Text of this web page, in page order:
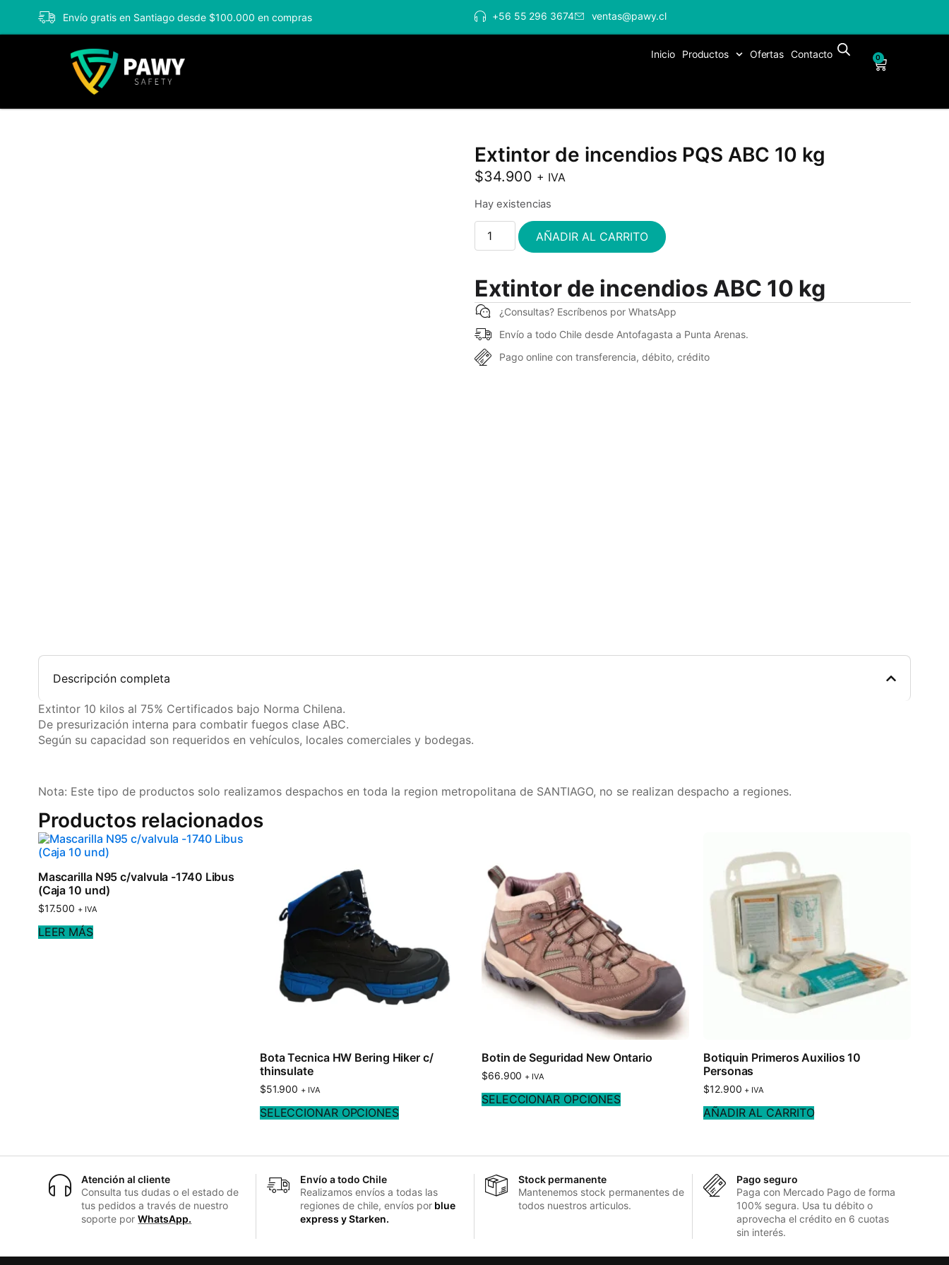
Envío gratis en Santiago desde $100.000 en compras +56 55 296 3674 ventas@pawy.cl
Inicio Productos Ofertas Contacto 0
Extintor de incendios PQS ABC 10 kg
$34.900 + IVA
Hay existencias
AÑADIR AL CARRITO
Extintor de incendios ABC 10 kg
¿Consultas? Escríbenos por WhatsApp
Envío a todo Chile desde Antofagasta a Punta Arenas.
Pago online con transferencia, débito, crédito
Descripción completa
Extintor 10 kilos al 75% Certificados bajo Norma Chilena.
De presurización interna para combatir fuegos clase ABC.
Según su capacidad son requeridos en vehículos, locales comerciales y bodegas.
Nota: Este tipo de productos solo realizamos despachos en toda la region metropolitana de SANTIAGO, no se realizan despacho a regiones.
Productos relacionados
Mascarilla N95 c/valvula -1740 Libus
(Caja 10 und)
$17.500 + IVA
LEER MÁS
Bota Tecnica HW Bering Hiker c/
thinsulate
$51.900 + IVA
SELECCIONAR OPCIONES
Botin de Seguridad New Ontario
$66.900 + IVA
SELECCIONAR OPCIONES
Botiquin Primeros Auxilios 10
Personas
$12.900 + IVA
AÑADIR AL CARRITO
Atención al cliente
Consulta tus dudas o el estado de
tus pedidos a través de nuestro
soporte porWhatsApp.
Envío a todo Chile
Realizamos envíos a todas las
regiones de chile, envíos porblue
express y Starken.
Stock permanente
Mantenemos stock permanentes de
todos nuestros articulos.
Pago seguro
Paga con Mercado Pago de forma
100% segura. Usa tu débito o
aprovecha el crédito en 6 cuotas
sin interés.